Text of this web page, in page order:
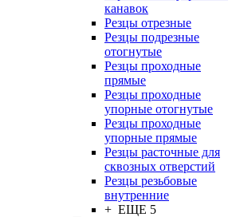
канавок
Резцы отрезные
Резцы подрезные
отогнутые
Резцы проходные
прямые
Резцы проходные
упорные отогнутые
Резцы проходные
упорные прямые
Резцы расточные для
сквозных отверстий
Резцы резьбовые
внутренние
+ ЕЩЕ 5